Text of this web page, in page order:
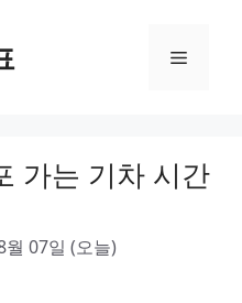
Menu
가는 기차 시간
07일 (오늘)